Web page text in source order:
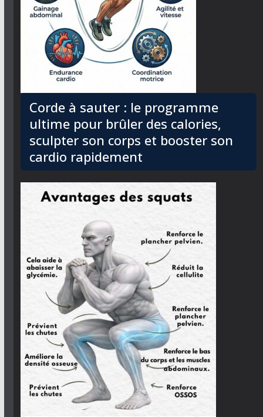
Corde à sauter : le programme
ultime pour brûler des calories,
sculpter son corps et booster son
cardio rapidement